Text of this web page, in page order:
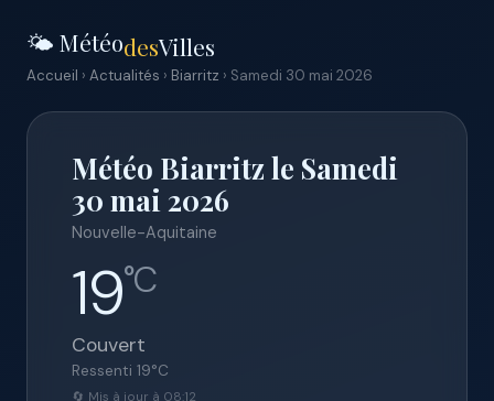
🌤️ MétéodesVilles
Accueil › Actualités › Biarritz › Samedi 30 mai 2026
Météo Biarritz le Samedi
30 mai 2026
Nouvelle-Aquitaine
19°C
Couvert
Ressenti 19°C
🔄 Mis à jour à 08:12